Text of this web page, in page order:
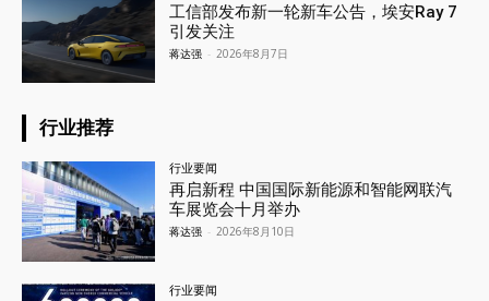
工信部发布新一轮新车公告，埃安Ray 7
引发关注
蒋达强 - 2026年8月7日
行业推荐
行业要闻
再启新程 中国国际新能源和智能网联汽
车展览会十月举办
蒋达强 - 2026年8月10日
行业要闻